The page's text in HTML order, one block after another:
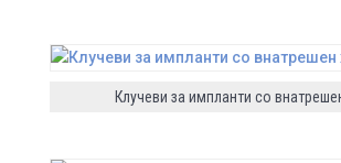
Клучеви за импланти со